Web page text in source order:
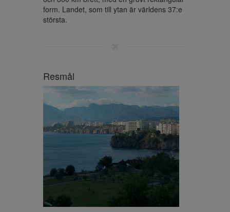
form. Landet, som till ytan är världens 37:e
största.
Resmål